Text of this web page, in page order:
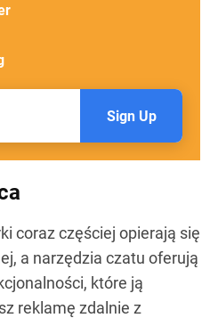
Sign Up
coraz częściej opierają się
a narzędzia czatu oferują
które ją
reklamę zdalnie z